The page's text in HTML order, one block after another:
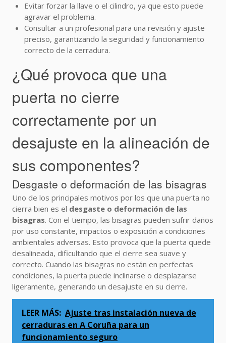
Evitar forzar la llave o el cilindro, ya que esto puede
agravar el problema.
Consultar a un profesional para una revisión y ajuste
preciso, garantizando la seguridad y funcionamiento
correcto de la cerradura.
¿Qué provoca que una
puerta no cierre
correctamente por un
desajuste en la alineación de
sus componentes?
Desgaste o deformación de las bisagras
Uno de los principales motivos por los que una puerta no
cierra bien es el desgaste o deformación de las
bisagras. Con el tiempo, las bisagras pueden sufrir daños
por uso constante, impactos o exposición a condiciones
ambientales adversas. Esto provoca que la puerta quede
desalineada, dificultando que el cierre sea suave y
correcto. Cuando las bisagras no están en perfectas
condiciones, la puerta puede inclinarse o desplazarse
ligeramente, generando un desajuste en su cierre.
LEER MÁS: Ajuste tras instalación nueva de
cerraduras en A Coruña para un
funcionamiento seguro